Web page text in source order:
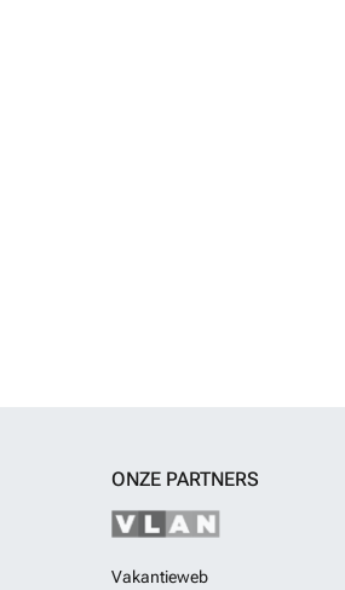
ONZE PARTNERS
Vakantieweb